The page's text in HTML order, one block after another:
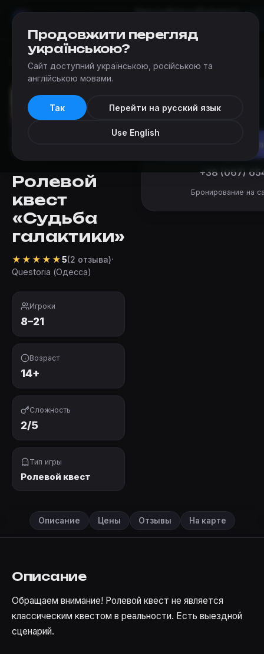
КвестыКартаДобавить
Квесты › Questoria (Одесса) › Судьба галактики
Ролевой
квест
«Судьба
галактики»
★ ★ ★ ★ ★5(2 отзыва)·
Questoria (Одесса)
Игроки
8–21
Возраст
14+
Сложность
2/5
Тип игры
Ролевой квест
от 5 500 ₴
+38 (067)
Бронирование на
Описание Цены Отзывы На карте
Описание
Обращаем внимание! Ролевой квест не является
классическим квестом в реальности. Есть выездной
сценарий.
Продовжити перегляд
українською?
Сайт доступний українською, російською та
англійською мовами.
Так Перейти на русский язык
Use English